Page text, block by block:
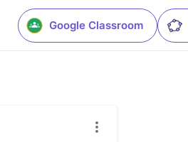
Google Classroom